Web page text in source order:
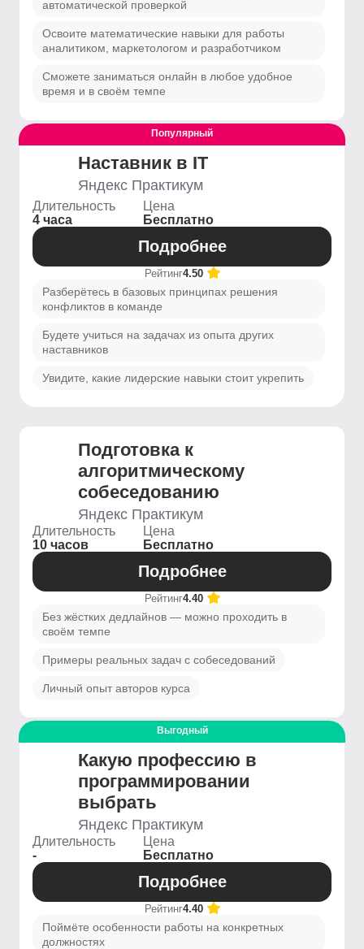
автоматической проверкой
Освоите математические навыки для работы
аналитиком, маркетологом и разработчиком
Сможете заниматься онлайн в любое удобное
время и в своём темпе
Популярный
Наставник в IT
Яндекс Практикум
Длительность
4 часа
Цена
Бесплатно
Подробнее
Рейтинг4.50
Разберётесь в базовых принципах решения
конфликтов в команде
Будете учиться на задачах из опыта других
наставников
Увидите, какие лидерские навыки стоит укрепить
Подготовка к
алгоритмическому
собеседованию
Яндекс Практикум
Длительность
10 часов
Цена
Бесплатно
Подробнее
Рейтинг4.40
Без жёстких дедлайнов — можно проходить в
своём темпе
Примеры реальных задач с собеседований
Личный опыт авторов курса
Выгодный
Какую профессию в
программировании
выбрать
Яндекс Практикум
Длительность
-
Цена
Бесплатно
Подробнее
Рейтинг4.40
Поймёте особенности работы на конкретных
должностях